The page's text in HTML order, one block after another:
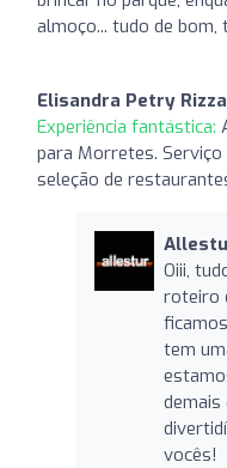
almoço... tudo de
Elisandra Petry
Experiência fantástica:
para Morretes. Serviço
seleção de
Oiii,
roteiro
tem
vocês!